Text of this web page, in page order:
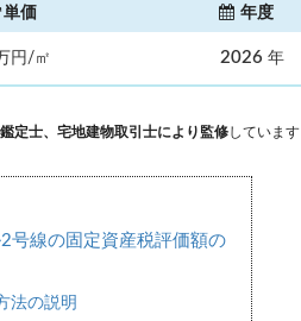
単価 年度
円/㎡ 2026 年
定士、宅地建物取引士により監修しています
号線の固定資産税評価額の
法の説明